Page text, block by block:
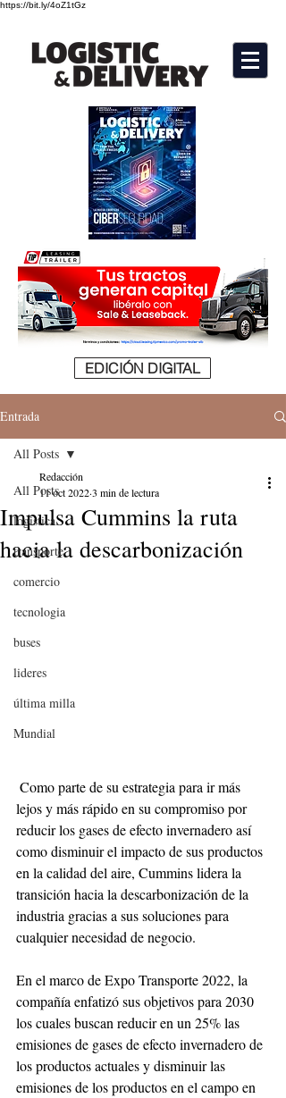
https://bit.ly/4oZ1tGz
EDICIÓN DIGITAL
Entrada
All Posts
logistica
transporte
comercio
tecnologia
buses
lideres
última milla
Mundial
All Posts
Impulsa Cummins la ruta
hacia la descarbonización
Redacción
11 oct 20223 min de lectura
lejos y más rápido en su compromiso por
reducir los gases de efecto invernadero así
como disminuir el impacto de sus productos
en la calidad del aire, Cummins lidera la
transición hacia la descarbonización de la
industria gracias a sus soluciones para
cualquier necesidad de negocio.
En el marco de Expo Transporte 2022, la
compañía enfatizó sus objetivos para 2030
los cuales buscan reducir en un 25% las
emisiones de gases de efecto invernadero de
los productos actuales y disminuir las
emisiones de los productos en el campo en